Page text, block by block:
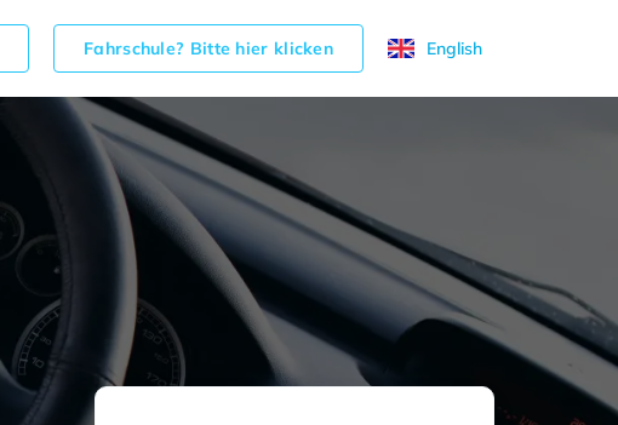
Fahrschule? Bitte hier klicken English